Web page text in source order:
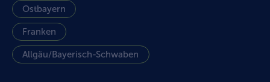
Ostbayern
Franken
Allgäu/Bayerisch-Schwaben